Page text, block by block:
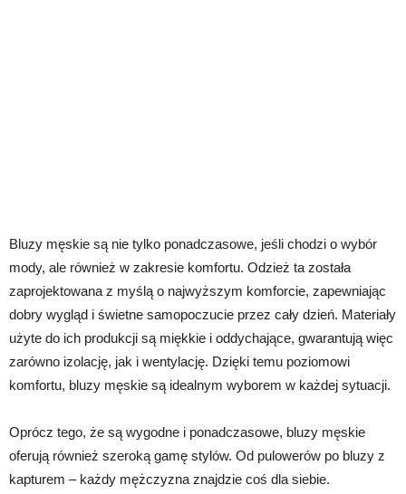
Bluzy męskie są nie tylko ponadczasowe, jeśli chodzi o wybór
mody, ale również w zakresie komfortu. Odzież ta została
zaprojektowana z myślą o najwyższym komforcie, zapewniając
dobry wygląd i świetne samopoczucie przez cały dzień. Materiały
użyte do ich produkcji są miękkie i oddychające, gwarantują więc
zarówno izolację, jak i wentylację. Dzięki temu poziomowi
komfortu, bluzy męskie są idealnym wyborem w każdej sytuacji.
Oprócz tego, że są wygodne i ponadczasowe, bluzy męskie
oferują również szeroką gamę stylów. Od pulowerów po bluzy z
kapturem – każdy mężczyzna znajdzie coś dla siebie.